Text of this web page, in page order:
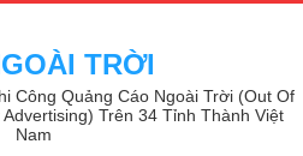
TRỜI
Công Quảng Cáo Ngoài Trời (Out Of
Trên 34 Tỉnh Thành Việt
Nam